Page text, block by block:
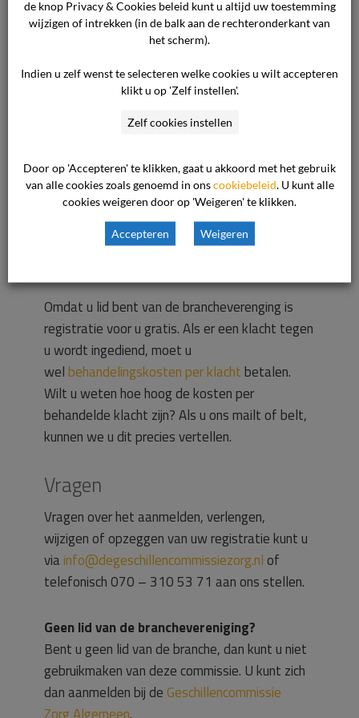
Publieke Gezondheid.
juridische naam nodig.
het is belangrijk dat de rechtspersoon
die zich registreert, de partij is waarmee
wiens verantwoordelijkheid de overeenkomst
wordt uitgevoerd. Mocht u twijfels hebben of u
de juiste rechtspersoon gaat registreren, dan
kunt u met ons contact opnemen.
Kosten
Omdat u lid bent van de brancheverenging is
registratie voor u gratis. Als er een klacht tegen
u wordt ingediend, moet u
welbehandelingskosten per klachtbetalen.
Wilt u weten hoe hoog de kosten per
behandelde klacht zijn? Als u ons mailt of belt,
kunnen we u dit precies vertellen.
Vragen
Vragen over het aanmelden, verlengen,
wijzigen of opzeggen van uw registratie kunt u
viainfo@degeschillencommissiezorg.nlof
telefonisch 070 – 310 53 71 aan ons stellen.
Geen lid van de branchevereniging?
Bent u geen lid van de branche, dan kunt u niet
gebruikmaken van deze commissie. U kunt zich
dan aanmelden bij deGeschillencommissie
de knop Privacy & Cookies beleid kunt u altijd uw toestemming
wijzigen of intrekken (in de balk aan de rechteronderkant van
het scherm).
Indien u zelf wenst te selecteren welke cookies u wilt accepteren
klikt u op 'Zelf instellen'.
Zelf cookies instellen
Door op 'Accepteren' te klikken, gaat u akkoord met het gebruik
van alle cookies zoals genoemd in onscookiebeleid. U kunt alle
cookies weigeren door op 'Weigeren' te klikken.
Accepteren Weigeren